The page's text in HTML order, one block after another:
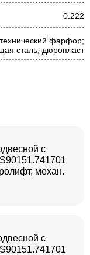
0.222
фарфор;
сталь; дюропласт
с
механ.
с